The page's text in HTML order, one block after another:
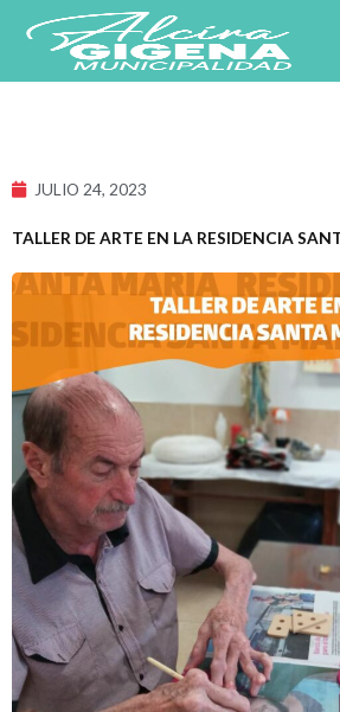
contenido
JULIO 24, 2023
TALLER DE ARTE EN LA RESIDENCIA